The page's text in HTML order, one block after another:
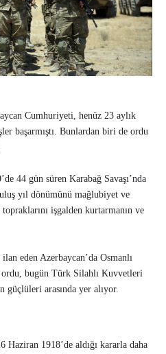
Cumhuriyeti, henüz 23 aylık
başarmıştı. Bunlardan biri de ordu
44 gün süren Karabağ Savaşı’nda
yıl dönümünü mağlubiyet ve
işgalden kurtarmanın ve
ilan eden Azerbaycan’da Osmanlı
ordu, bugün Türk Silahlı Kuvvetleri
arasında yer alıyor.
Haziran 1918’de aldığı kararla daha